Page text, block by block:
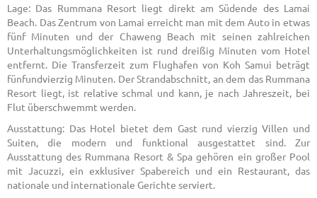
Lage: Das Rummana Resort liegt direkt am Südende des Lamai
Beach. Das Zentrum von Lamai erreicht man mit dem Auto in etwas
fünf Minuten und der Chaweng Beach mit seinen zahlreichen
Unterhaltungsmöglichkeiten ist rund dreißig Minuten vom Hotel
entfernt. Die Transferzeit zum Flughafen von Koh Samui beträgt
fünfundvierzig Minuten. Der Strandabschnitt, an dem das Rummana
Resort liegt, ist relative schmal und kann, je nach Jahreszeit, bei
Flut überschwemmt werden.
Ausstattung: Das Hotel bietet dem Gast rund vierzig Villen und
Suiten, die modern und funktional ausgestattet sind. Zur
Ausstattung des Rummana Resort & Spa gehören ein großer Pool
mit Jacuzzi, ein exklusiver Spabereich und ein Restaurant, das
nationale und internationale Gerichte serviert.